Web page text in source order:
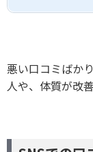
悪い口コミばか
人や、体質が改